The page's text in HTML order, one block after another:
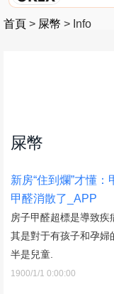
首頁 > 屎幣 > Info
屎幣
新房“住到爛”才懂
甲醛消散了_APP
房子甲醛超標是導致
其是對于有孩子和孕婦
半是兒童.
1900/1/1 0:00:00